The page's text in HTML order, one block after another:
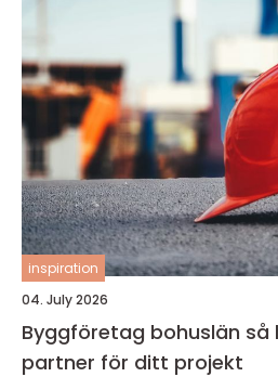
inspiration
04. July 2026
Byggföretag bohuslän så hittar du rätt
partner för ditt projekt